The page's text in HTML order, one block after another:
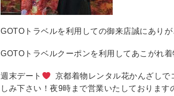
GOTOトラベルを利用しての御来店誠にあり
GOTOトラベルクーポンを利用してあこがれ
週末デート
京都着物レンタル花かんざしで
しみ下さい！夜9時まで営業いたしておりま